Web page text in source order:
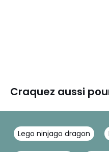
Craquez aussi
Lego ninjago dragon